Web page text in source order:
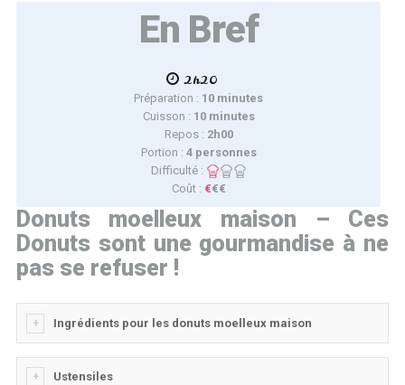
En Bref
2h20
Préparation : 10 minutes
Cuisson : 10 minutes
Repos : 2h00
Portion : 4 personnes
Difficulté :
Coût : €€€
Donuts moelleux maison – Ces
Donuts sont une gourmandise à ne
pas se refuser !
Ingrédients pour les donuts moelleux maison
Ustensiles